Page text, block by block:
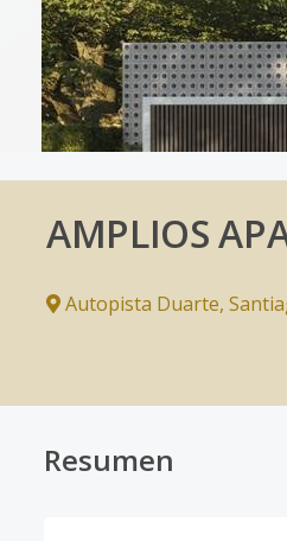
AMPLIOS
Autopista Duarte,
Resumen